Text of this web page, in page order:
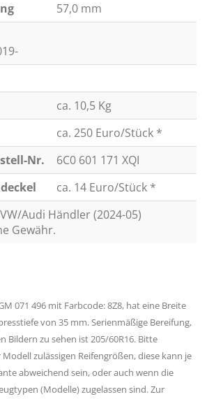
57,0 mm
ca. 10,5 Kg
ca. 250 Euro/Stück *
Nr.
6C0 601 171 XQI
ca. 14 Euro/Stück *
Audi Händler (2024-05)
Gewähr.
071 496 mit Farbcode: 8Z8, hat eine Breite
von 35 mm. Serienmäßige Bereifung,
Bildern zu sehen ist 205/60R16. Bitte
zulässigen Reifengrößen, diese kann je
abweichend sein, oder auch wenn die
(Modelle) zugelassen sind. Zur